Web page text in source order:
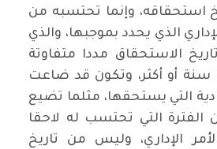
استحقاقه، وإنما تحتسبه من
الذي يحدد بموجبها، والذي
الاستحقاق مددا متفاوتة
سنة أو أكثر، وتكون قد ضاعت
التي يستحقها، مثلما تضيع
الفترة التي تحتسب له لاحقا
الإداري، وليس من تاريخ